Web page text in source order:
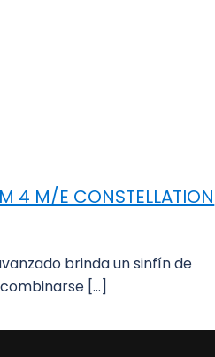
4 M/E CONSTELLATION
brinda un sinfín de
[…]